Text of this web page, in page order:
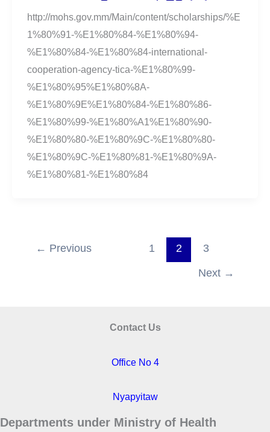
http://mohs.gov.mm/Main/content/scholarships/%E
1%80%91-%E1%80%84-%E1%80%94-
%E1%80%84-%E1%80%84-international-
cooperation-agency-tica-%E1%80%99-
%E1%80%95%E1%80%8A-
%E1%80%9E%E1%80%84-%E1%80%86-
%E1%80%99-%E1%80%A1%E1%80%90-
%E1%80%80-%E1%80%9C-%E1%80%80-
%E1%80%9C-%E1%80%81-%E1%80%9A-
%E1%80%81-%E1%80%84
← Previous 1 2 3
Next →
Contact Us
Office No 4
Nyapyitaw
Departments under Ministry of Health